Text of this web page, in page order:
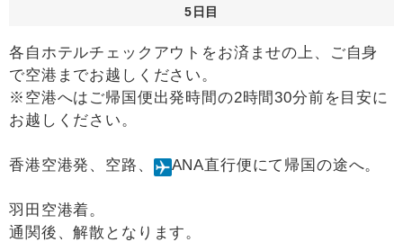
5日目
各自ホテルチェックアウトをお済ませの上、ご自身
で空港までお越しください。
※空港へはご帰国便出発時間の2時間30分前を目安に
お越しください。
香港空港発、空路、 ANA直行便にて帰国の途へ。
羽田空港着。
通関後、解散となります。